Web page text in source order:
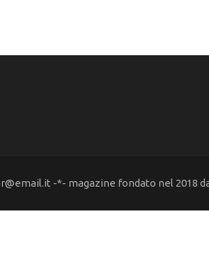
-*- magazine fondato nel 2018